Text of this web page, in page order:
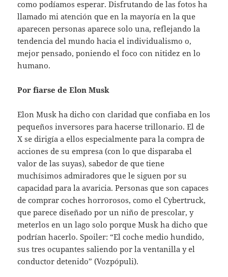
como podíamos esperar. Disfrutando de las fotos ha
llamado mi atención que en la mayoría en la que
aparecen personas aparece solo una, reflejando la
tendencia del mundo hacia el individualismo o,
mejor pensado, poniendo el foco con nitidez en lo
humano.
Por fiarse de Elon Musk
Elon Musk ha dicho con claridad que confiaba en los
pequeños inversores para hacerse trillonario. El de
X se dirigía a ellos especialmente para la compra de
acciones de su empresa (con lo que disparaba el
valor de las suyas), sabedor de que tiene
muchísimos admiradores que le siguen por su
capacidad para la avaricia. Personas que son capaces
de comprar coches horrorosos, como el Cybertruck,
que parece diseñado por un niño de prescolar, y
meterlos en un lago solo porque Musk ha dicho que
podrían hacerlo. Spoiler: “El coche medio hundido,
sus tres ocupantes saliendo por la ventanilla y el
conductor detenido” (Vozpópuli).